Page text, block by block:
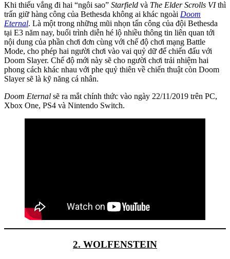
Khi thiếu vắng đi hai “ngôi sao” Starfield và The Elder Scrolls VIthì
trấn giữ hàng công của Bethesda không ai khác ngoài Doom
Eternal. Là một trong những mũi nhọn tấn công của đội Bethesda
tại E3 năm nay, buổi trình diễn hé lộ nhiều thông tin liên quan tới
nội dung của phần chơi đơn cùng với chế độ chơi mạng Battle
Mode, cho phép hai người chơi vào vai quỷ dữ để chiến đấu với
Doom Slayer. Chế độ mới này sẽ cho người chơi trải nhiệm hai
phong cách khác nhau với phe quỷ thiên về chiến thuật còn Doom
Slayer sẽ là kỹ năng cá nhân.
Doom Eternal sẽ ra mắt chính thức vào ngày 22/11/2019 trên PC,
Xbox One, PS4 và Nintendo Switch.
2. WOLFENSTEIN